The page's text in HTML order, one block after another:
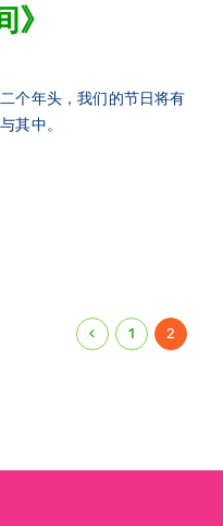
个年头，我们的节日将有
其中。
1 2